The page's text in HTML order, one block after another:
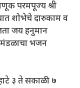
परमपूज्य श्री
शोभेचे दारुकाम व
जय हनुमान
मंडळाचा भजन
३ ते सकाळी ७